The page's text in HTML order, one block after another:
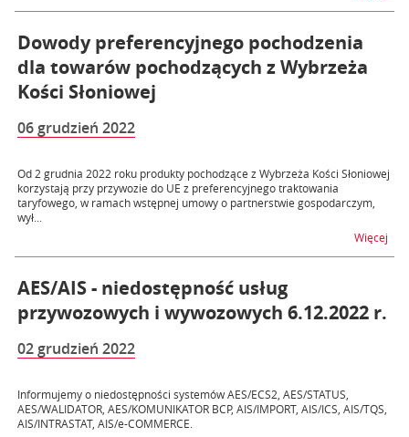
Dowody preferencyjnego pochodzenia
dla towarów pochodzących z Wybrzeża
Kości Słoniowej
06 grudzień 2022
Od 2 grudnia 2022 roku produkty pochodzące z Wybrzeża Kości Słoniowej
korzystają przy przywozie do UE z preferencyjnego traktowania
taryfowego, w ramach wstępnej umowy o partnerstwie gospodarczym,
wył...
Więcej
AES/AIS - niedostępność usług
przywozowych i wywozowych 6.12.2022 r.
02 grudzień 2022
Informujemy o niedostępności systemów AES/ECS2, AES/STATUS,
AES/WALIDATOR, AES/KOMUNIKATOR BCP, AIS/IMPORT, AIS/ICS, AIS/TQS,
AIS/INTRASTAT, AIS/e-COMMERCE.